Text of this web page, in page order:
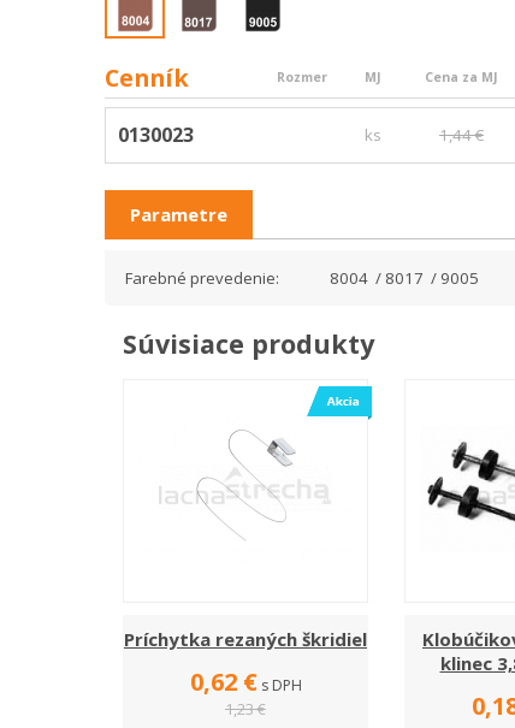
Cenník Rozmer MJ Cena za MJ
0130023 ks 1,44 €
Parametre
Farebné prevedenie: 8004 / 8017 / 9005
Súvisiace produkty
Príchytka rezaných škridiel
0,62 € s DPH
1,23 €
klinec